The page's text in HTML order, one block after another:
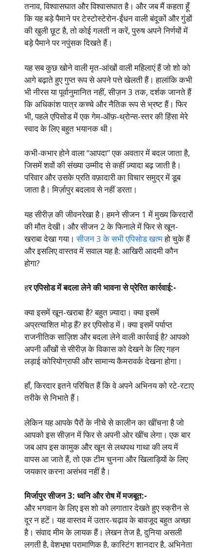
तनाव, विश्वासघात और विश्वासघात है। और जब मैं कहता हूँ
कि यह बड़े पैमाने पर टेस्टोस्टेरोन-ईंधन वाली बंदूकों और गुंडों
की खुली छूट है, तो कोई गलती न करें, पुरुष अपने निर्णयों में
बड़े पैमाने पर नपुंसक दिखते हैं।
यह सब कुछ खोने वाली मृत-आंखों वाली महिलाएं हैं जो शो को
आगे बढ़ाते हुए गुप्त रूप से अपने पत्ते खेलती हैं। हालांकि कभी
भी नीरस या पूर्वानुमानित नहीं, सीज़न 3 तक, दर्शक जानते हैं
कि अधिकांश पात्र कच्चे और नैतिक रूप से भ्रष्ट हैं। फिर
भी, पहले एपिसोड में एक गेम-ऑफ़-थ्रोन्स-स्तर की हिंसा मेरे
स्वाद के लिए बहुत भयानक थी।
कभी-कभार होने वाला “आपदा” एक अवतार में बदल जाता है,
जिसमें शवों की संख्या उम्मीद से कहीं ज़्यादा बढ़ जाती है।
परिवार और उसके प्रति वफ़ादारी का विचार समुद्र में डूब
जाता है। मिर्ज़ापुर बदलाव से नहीं डरता।
यह सीरीज़ की जीवनरेखा है। हमने सीजन 1 में मुख्य किरदारों
की मौत देखी। और सीजन 2 के फिनाले में फिर से खून-
खराबा देखा गया।सीजन 3 के सभी एपिसोड खत्महो चुके हैं
और इसलिए वास्तव में सवाल यह है: आखिरी आदमी कौन
होगा?
हर एपिसोड में बदला लेने की भावना से प्रेरित कार्रवाई:-
क्या इसमें खून-खराबा है? बहुत ज़्यादा। क्या इसमें
अप्रत्याशित मोड़ हैं? हर एपिसोड में। क्या इसमें पर्याप्त
राजनीतिक साज़िश और बदला लेने वाली कार्रवाई है? आपको
अपनी आँखों से सीरीज़ के विकास को देखने के लिए गहन
लड़ाई कोरियोग्राफी और सामान्य कैमरावर्क देखना होगा।
हाँ, किरदार इतने परिचित हैं कि वे अपने अभिनय को रटे-रटाए
तरीके से निभाते हैं।
लेकिन यह आपके पैरों के नीचे से कालीन का खींचना है जो
आपको इस सीज़न में फिर से अपनी ओर खींच लेगा। एक बार
जब आप इस कामुक और खून से लथपथ गाथा की लय में
वापस आ जाते हैं, तो एक टीम चुनना और खिलाड़ियों के लिए
जयकार करना असंभव नहीं है।
मिर्जापुर सीजन 3: ध्वनि और रोष में मजबूत:-
और भगवान के लिए इस शो को लगातार देखते हुए स्क्रीन से
दूर न हटें। यह वास्तव में उतार-चढ़ाव के बावजूद बहुत अच्छा
है। संवाद मीम के लायक हैं। लेखन तेज है, दुनिया असली
लगती है, वेशभूषा प्रामाणिक है, कास्टिंग शानदार है, अभिनेता